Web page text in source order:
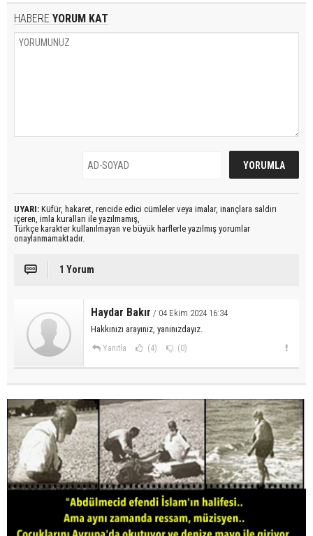
HABERE YORUM KAT
UYARI: Küfür, hakaret, rencide edici cümleler veya imalar, inançlara saldırı
içeren, imla kuralları ile yazılmamış,
Türkçe karakter kullanılmayan ve büyük harflerle yazılmış yorumlar
onaylanmamaktadır.
1 Yorum
Haydar Bakır / 04 Ekim 2024 16:34
Hakkınızı arayınız, yanınızdayız.
Yanıtla (4) (0)